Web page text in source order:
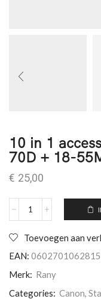
10 in 1
70D + 18-
€ 25,00
Toevoegen aan
EAN: 0602701062815
Merk: Rany
Categories: Canon,